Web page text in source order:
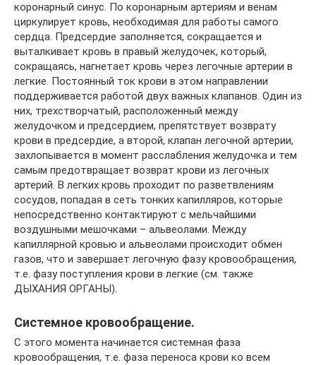
коронарный синус. По коронарным артериям и венам
циркулирует кровь, необходимая для работы самого
сердца. Предсердие заполняется, сокращается и
выталкивает кровь в правый желудочек, который,
сокращаясь, нагнетает кровь через легочные артерии в
легкие. Постоянный ток крови в этом направлении
поддерживается работой двух важных клапанов. Один из
них, трехстворчатый, расположенный между
желудочком и предсердием, препятствует возврату
крови в предсердие, а второй, клапан легочной артерии,
захлопывается в момент расслабления желудочка и тем
самым предотвращает возврат крови из легочных
артерий. В легких кровь проходит по разветвлениям
сосудов, попадая в сеть тонких капилляров, которые
непосредственно контактируют с мельчайшими
воздушными мешочками – альвеолами. Между
капиллярной кровью и альвеолами происходит обмен
газов, что и завершает легочную фазу кровообращения,
т.е. фазу поступления крови в легкие (см. также
ДЫХАНИЯ ОРГАНЫ).
Системное кровообращение.
С этого момента начинается системная фаза
кровообращения, т.е. фаза переноса крови ко всем